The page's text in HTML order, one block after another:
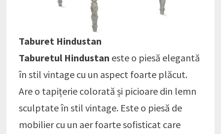
Taburet Hindustan
Taburetul Hindustan este o piesă elegantă
în stil vintage cu un aspect foarte plăcut.
Are o tapițerie colorată și picioare din lemn
sculptate în stil vintage. Este o piesă de
mobilier cu un aer foarte sofisticat care